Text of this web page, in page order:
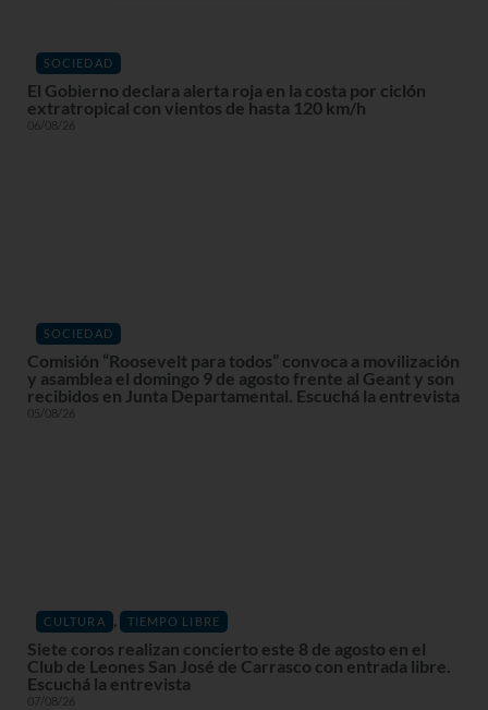
SOCIEDAD
El Gobierno declara alerta roja en la costa por ciclón
extratropical con vientos de hasta 120 km/h
06/08/26
SOCIEDAD
Comisión “Roosevelt para todos” convoca a movilización
y asamblea el domingo 9 de agosto frente al Geant y son
recibidos en Junta Departamental. Escuchá la entrevista
05/08/26
CULTURA , TIEMPO LIBRE
Siete coros realizan concierto este 8 de agosto en el
Club de Leones San José de Carrasco con entrada libre.
Escuchá la entrevista
07/08/26